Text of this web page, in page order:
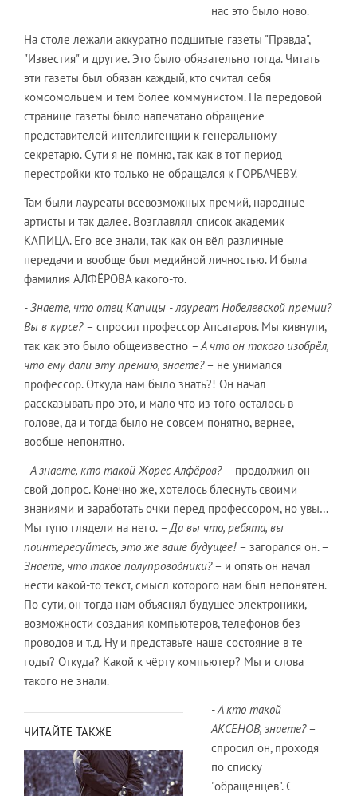
нас это было ново.
На столе лежали аккуратно подшитые газеты "Правда",
"Известия" и другие. Это было обязательно тогда. Читать
эти газеты был обязан каждый, кто считал себя
комсомольцем и тем более коммунистом. На передовой
странице газеты было напечатано обращение
представителей интеллигенции к генеральному
секретарю. Сути я не помню, так как в тот период
перестройки кто только не обращался к ГОРБАЧЕВУ.
Там были лауреаты всевозможных премий, народные
артисты и так далее. Возглавлял список академик
КАПИЦА. Его все знали, так как он вёл различные
передачи и вообще был медийной личностью. И была
фамилия АЛФЁРОВА какого-то.
- Знаете, что отец Капицы - лауреат Нобелевской премии?
Вы в курсе? – спросил профессор Апсатаров. Мы кивнули,
так как это было общеизвестно – А что он такого изобрёл,
что ему дали эту премию, знаете?– не унимался
профессор. Откуда нам было знать?! Он начал
рассказывать про это, и мало что из того осталось в
голове, да и тогда было не совсем понятно, вернее,
вообще непонятно.
- А знаете, кто такой Жорес Алфёров? – продолжил он
свой допрос. Конечно же, хотелось блеснуть своими
знаниями и заработать очки перед профессором, но увы…
Мы тупо глядели на него. – Да вы что, ребята, вы
поинтересуйтесь, это же ваше будущее! – загорался он. –
Знаете, что такое полупроводники?– и опять он начал
нести какой-то текст, смысл которого нам был непонятен.
По сути, он тогда нам объяснял будущее электроники,
возможности создания компьютеров, телефонов без
проводов и т.д. Ну и представьте наше состояние в те
годы? Откуда? Какой к чёрту компьютер? Мы и слова
такого не знали.
ЧИТАЙТЕ ТАКЖЕ
- А кто такой
АКСЁНОВ, знаете?–
спросил он, проходя
по списку
"обращенцев". С